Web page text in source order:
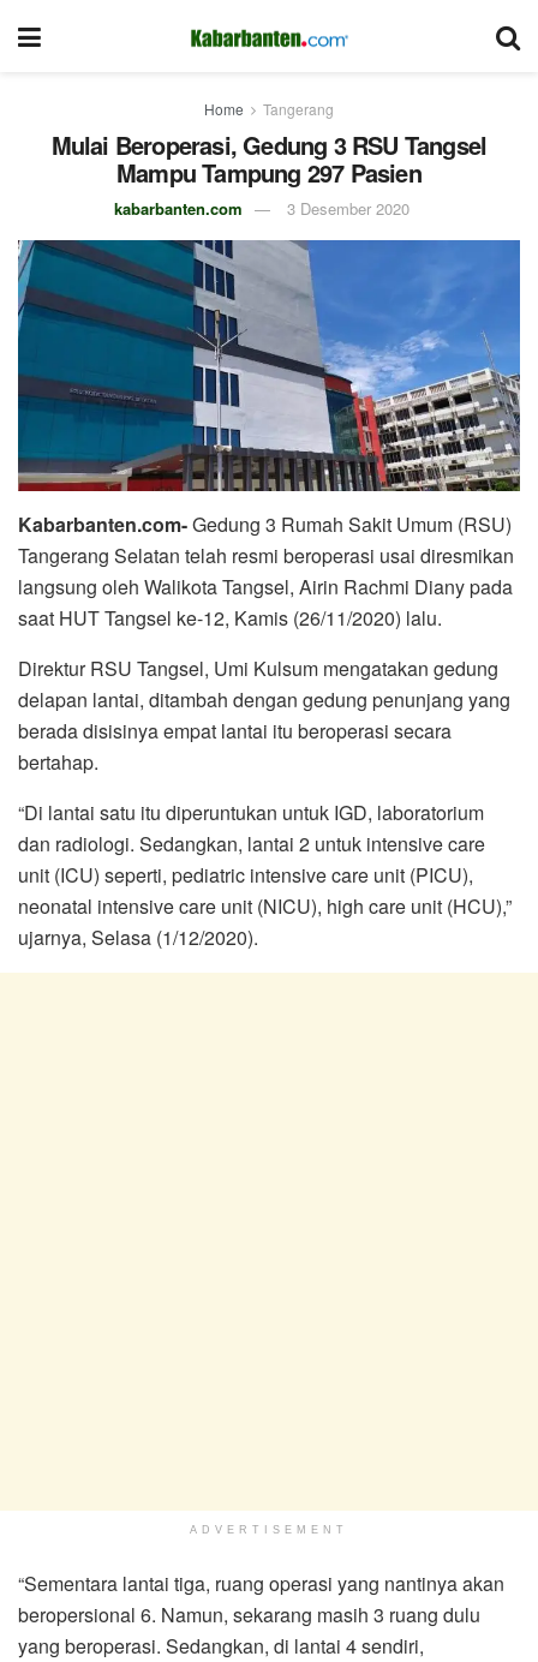
Home Tangerang
Mulai Beroperasi, Gedung 3 RSU Tangsel
Mampu Tampung 297 Pasien
kabarbanten.com 3 Desember 2020
Kabarbanten.com-Gedung 3 Rumah Sakit Umum (RSU)
Tangerang Selatan telah resmi beroperasi usai diresmikan
langsung oleh Walikota Tangsel, Airin Rachmi Diany pada
saat HUT Tangsel ke-12, Kamis (26/11/2020) lalu.
Direktur RSU Tangsel, Umi Kulsum mengatakan gedung
delapan lantai, ditambah dengan gedung penunjang yang
berada disisinya empat lantai itu beroperasi secara
bertahap.
“Di lantai satu itu diperuntukan untuk IGD, laboratorium
dan radiologi. Sedangkan, lantai 2 untuk intensive care
unit (ICU) seperti, pediatric intensive care unit (PICU),
neonatal intensive care unit (NICU), high care unit (HCU),”
ujarnya, Selasa (1/12/2020).
ADVERTISEMENT
“Sementara lantai tiga, ruang operasi yang nantinya akan
beropersional 6. Namun, sekarang masih 3 ruang dulu
yang beroperasi. Sedangkan, di lantai 4 sendiri,